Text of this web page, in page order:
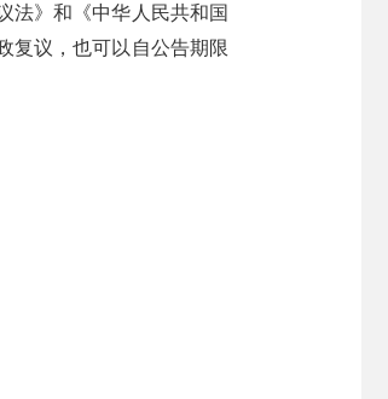
法》和《中华人民共和国
复议，也可以自公告期限